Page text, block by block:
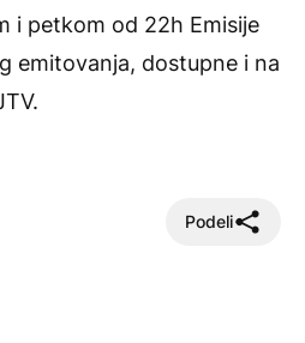
i petkom od 22h Emisije
emitovanja, dostupne i na
Podeli